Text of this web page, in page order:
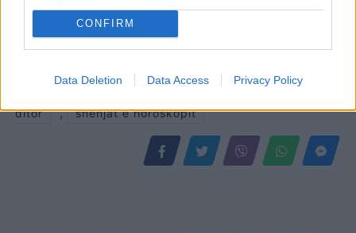
CONFIRM
Data Deletion Data Access Privacy Policy
Shtuarmë3.04.2022 22:35
horoskopi , horoskopi 4 prill ,
horoskopi
ditor
, shenjat e horoskopit